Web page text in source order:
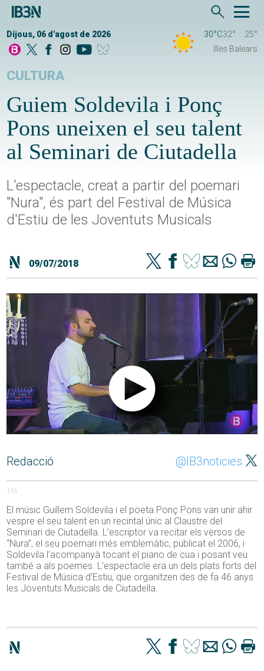
Dijous, 06 d'agost de 2026 30°C32°
25°
Illes Balears
CULTURA
Guiem Soldevila i Ponç
Pons uneixen el seu talent
al Seminari de Ciutadella
L'espectacle, creat a partir del poemari
"Nura", és part del Festival de Música
d'Estiu de les Joventuts Musicals
09/07/2018
Redacció @IB3noticies
155
El músic Guillem Soldevila i el poeta Ponç Pons van unir ahir
vespre el seu talent en un recintal únic al Claustre del
Seminari de Ciutadella. L’escriptor va recitar els versos de
“Nura”, el seu poemari més emblemàtic, publicat el 2006, i
Soldevila l’acompanyà tocant el piano de cua i posant veu
també a als poemes. L’espectacle era un dels plats forts del
Festival de Música d’Estiu, que organitzen des de fa 46 anys
les Joventuts Musicals de Ciutadella.